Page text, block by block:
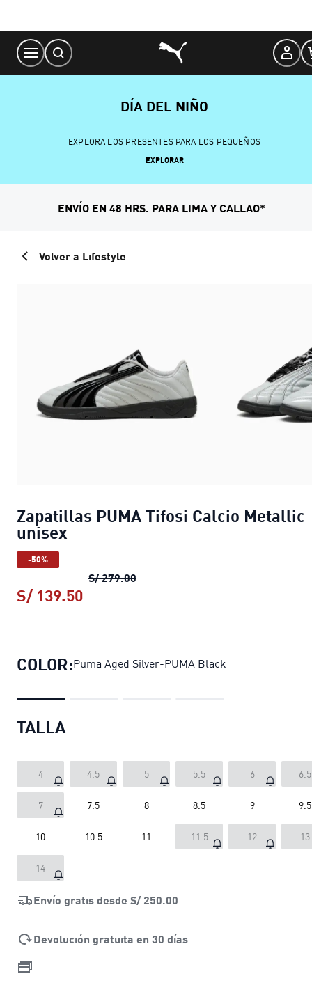
Content
DÍA DEL NIÑO
EXPLORA LOS PRESENTES PARA LOS PEQUEÑOS
EXPLORAR
ENVÍO EN 48 HRS. PARA LIMA Y CALLAO*
Volver a Lifestyle
Zapatillas PUMA Tifosi Calcio Metallic
unisex
-50%
S/ 279.00Zapatillas PUMA Tifosi Calcio
S/ 139.50
COLOR:Puma Aged Silver-PUMA Black
TALLA
4 4.5 5 5.5 6 6.5
7 7.5 8 8.5 9 9.5
10 10.5 11 11.5 12 13
14
Envío gratis desde S/ 250.00
Devolución gratuita en 30 días